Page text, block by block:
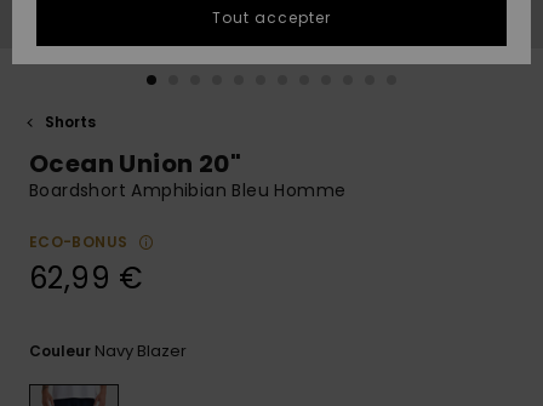
plus rapide
à votre
réponses
Shorts
Ocean Union 20"
Boardshort Amphibian Bleu Homme
ECO-BONUS
62,99 €
Couleur Navy Blazer
Tout accepter